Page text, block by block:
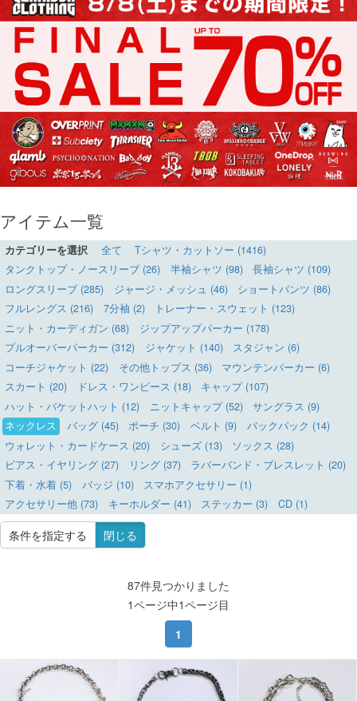
アイテム一覧
カテゴリーを選択 全て
Tシャツ・カットソー (1416)
タンクトップ・ノースリーブ (26)
半袖シャツ (98)
長袖シャツ (109)
ロングスリーブ (285)
ジャージ・メッシュ (46)
ショートパンツ (86)
フルレングス (216)
7分袖 (2)
トレーナー・スウェット (123)
ニット・カーディガン (68)
ジップアップパーカー (178)
プルオーバーパーカー (312)
ジャケット (140)
スタジャン (6)
コーチジャケット (22)
その他トップス (36)
マウンテンパーカー (6)
スカート (20)
ドレス・ワンピース (18)
キャップ (107)
ハット・バケットハット (12)
ニットキャップ (52)
サングラス (9)
ネックレス
バッグ (45) ポーチ (30) ベルト (9)
バックパック (14)
ウォレット・カードケース (20)
シューズ (13)
ソックス (28)
ピアス・イヤリング (27)
リング (37)
ラバーバンド・ブレスレット (20)
下着・水着 (5)
バッジ (10)
スマホアクセサリー (1)
アクセサリー他 (73)
キーホルダー (41) ステッカー (3) CD (1)
条件を指定する 閉じる
87件見つかりました
1ページ中1ページ目
1